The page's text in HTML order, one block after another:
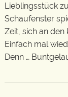
Lieblingsstück
Schaufenster
Zeit, sich an den
Einfach mal
Denn …